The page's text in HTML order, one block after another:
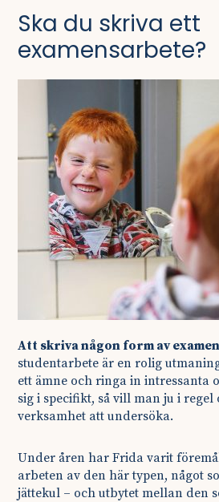
Ska du skriva ett
examensarbete?
Att skriva någon form av
studentarbete är en rolig
ett ämne och ringa in intressanta
sig i specifikt, så vill man ju i regel
verksamhet att undersöka.
Under åren har Frida varit
arbeten av den här typen, något
jättekul – och utbytet mellan den